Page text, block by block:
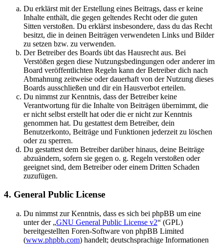
Du erklärst mit der Erstellung eines Beitrags, dass er keine
Inhalte enthält, die gegen geltendes Recht oder die guten
Sitten verstoßen. Du erklärst insbesondere, dass du das Recht
besitzt, die in deinen Beiträgen verwendeten Links und Bilder
zu setzen bzw. zu verwenden.
Der Betreiber des Boards übt das Hausrecht aus. Bei
Verstößen gegen diese Nutzungsbedingungen oder anderer im
Board veröffentlichten Regeln kann der Betreiber dich nach
Abmahnung zeitweise oder dauerhaft von der Nutzung dieses
Boards ausschließen und dir ein Hausverbot erteilen.
Du nimmst zur Kenntnis, dass der Betreiber keine
Verantwortung für die Inhalte von Beiträgen übernimmt, die
er nicht selbst erstellt hat oder die er nicht zur Kenntnis
genommen hat. Du gestattest dem Betreiber, dein
Benutzerkonto, Beiträge und Funktionen jederzeit zu löschen
oder zu sperren.
Du gestattest dem Betreiber darüber hinaus, deine Beiträge
abzuändern, sofern sie gegen o. g. Regeln verstoßen oder
geeignet sind, dem Betreiber oder einem Dritten Schaden
zuzufügen.
4. General Public License
Du nimmst zur Kenntnis, dass es sich bei phpBB um eine
unter der „GNU General Public License v2“ (GPL)
bereitgestellten Foren-Software von phpBB Limited
(www.phpbb.com) handelt; deutschsprachige Informationen